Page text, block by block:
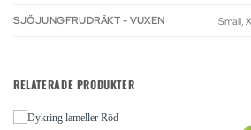
SJÖJUNGFRUDRÄKT - VUXEN Small,
RELATERADE PRODUKTER